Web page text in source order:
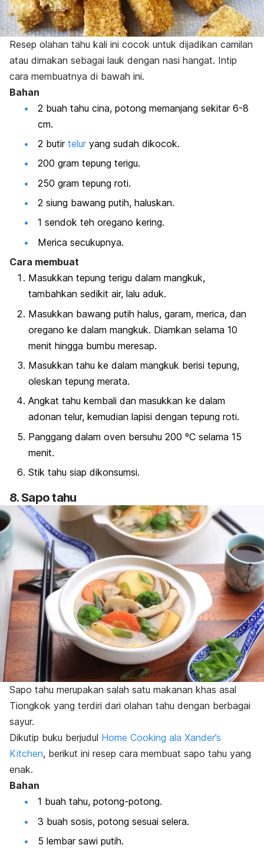
Resep olahan tahu kali ini cocok untuk dijadikan camilan
atau dimakan sebagai lauk dengan nasi hangat. Intip
cara membuatnya di bawah ini.
Bahan
2 buah tahu cina, potong memanjang sekitar 6-8
cm.
2 butir telur yang sudah dikocok.
200 gram tepung terigu.
250 gram tepung roti.
2 siung bawang putih, haluskan.
1 sendok teh oregano kering.
Merica secukupnya.
Cara membuat
Masukkan tepung terigu dalam mangkuk,
tambahkan sedikit air, lalu aduk.
Masukkan bawang putih halus, garam, merica, dan
oregano ke dalam mangkuk. Diamkan selama 10
menit hingga bumbu meresap.
Masukkan tahu ke dalam mangkuk berisi tepung,
oleskan tepung merata.
Angkat tahu kembali dan masukkan ke dalam
adonan telur, kemudian lapisi dengan tepung roti.
Panggang dalam oven bersuhu 200 ºC selama 15
menit.
Stik tahu siap dikonsumsi.
8. Sapo tahu
Sapo tahu merupakan salah satu makanan khas asal
Tiongkok yang terdiri dari olahan tahu dengan berbagai
sayur.
Dikutip buku berjudul Home Cooking ala Xander’s
Kitchen, berikut ini resep cara membuat sapo tahu yang
enak.
Bahan
1 buah tahu, potong-potong.
3 buah sosis, potong sesuai selera.
5 lembar sawi putih.